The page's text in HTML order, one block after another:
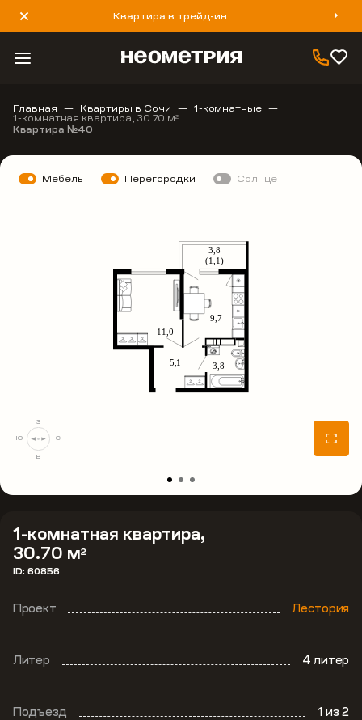
Квартира в трейд-ин
8 800 777 40 93
Главная Квартиры в Сочи 1-комнатные
1-комнатная квартира, 30.70 м2
Квартира №40
1-комнатная квартира,
30.70 м2
ID: 60856
Проект Лестория
Литер 4 литер
Подъезд 1из 2
Мебель Перегородки Солнце
С
В
Ю
З